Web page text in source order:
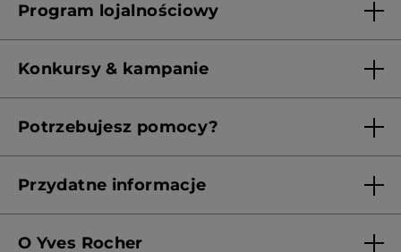
Franczyza
Program lojalnościowy
Konkursy & kampanie
Potrzebujesz pomocy?
Przydatne informacje
O Yves Rocher